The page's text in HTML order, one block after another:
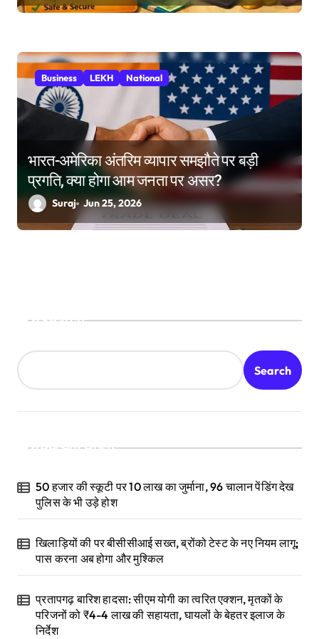
Business LEKH National
भारत-अमेरिका अंतरिम व्यापार समझौते पर बड़ी
प्रगति, क्या होगा आम जनता पर असर?
Suraj Jun 25, 2026
Search
Search
Recent Posts
50 हजार की स्कूटी पर 10 लाख का जुर्माना, 96 चालान पेंडिंग देख
पुलिस के भी उड़े होश
खिलाड़ियों की पर बीसीसीआई सख्त, ब्रोंको टेस्ट के नए नियम लागू;
पास करना अब होगा और मुश्किल
प्रतापगढ़ बारिश हादसा: सीएम योगी का त्वरित एक्शन, मृतकों के
परिजनों को ₹4-4 लाख की सहायता, घायलों के बेहतर इलाज के
निर्देश